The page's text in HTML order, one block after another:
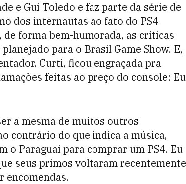
e Gui Toledo e faz parte da série de
dos internautas ao fato do PS4
forma bem-humorada, as críticas
para o Brasil Game Show. E,
Curti, ficou engraçada pra
feitas ao preço do console: Eu
a mesma de muitos outros
contrário do que indica a música,
o Paraguai para comprar um PS4. Eu
seus primos voltaram recentemente
encomendas.